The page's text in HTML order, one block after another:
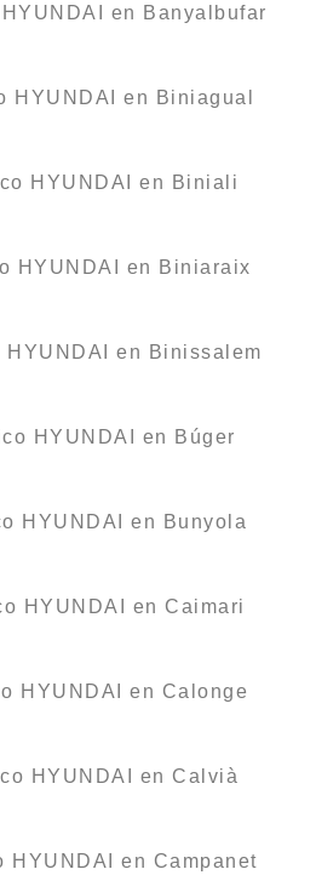
en Banyalbufar
HYUNDAI en Biniagual
HYUNDAI en Biniali
HYUNDAI en Biniaraix
en Binissalem
HYUNDAI en Búger
HYUNDAI en Bunyola
HYUNDAI en Caimari
HYUNDAI en Calonge
HYUNDAI en Calvià
HYUNDAI en Campanet